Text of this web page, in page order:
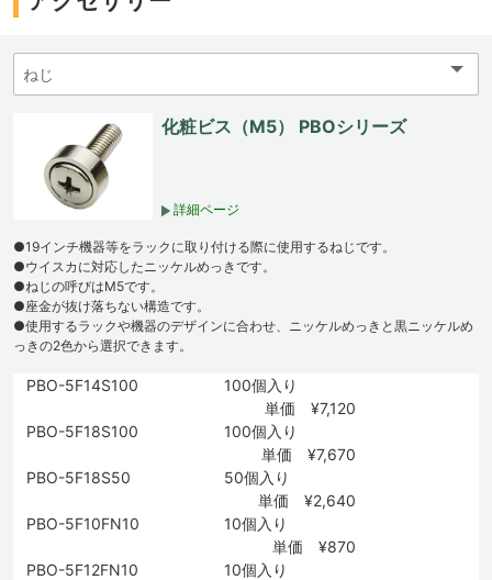
化粧ビス（M5） PBOシリーズ
詳細ページ
●19インチ機器等をラックに取り付ける際に使用するねじです。
●ウイスカに対応したニッケルめっきです。
●ねじの呼びはM5です。
●座金が抜け落ちない構造です。
●使用するラックや機器のデザインに合わせ、ニッケルめっきと黒ニッケルめ
っきの2色から選択できます。
PBO-5F14S100
100個入り
単価 ¥7,120
PBO-5F18S100
100個入り
単価 ¥7,670
PBO-5F18S50
50個入り
単価 ¥2,640
PBO-5F10FN10
10個入り
単価 ¥870
PBO-5F12FN10
10個入り